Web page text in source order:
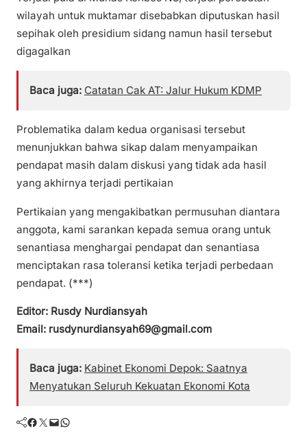
wilayah untuk muktamar disebabkan diputuskan hasil
sepihak oleh presidium sidang namun hasil tersebut
digagalkan
Baca juga: Catatan Cak AT: Jalur Hukum KDMP
Problematika dalam kedua organisasi tersebut
menunjukkan bahwa sikap dalam menyampaikan
pendapat masih dalam diskusi yang tidak ada hasil
yang akhirnya terjadi pertikaian
Pertikaian yang mengakibatkan permusuhan diantara
anggota, kami sarankan kepada semua orang untuk
senantiasa menghargai pendapat dan senantiasa
menciptakan rasa toleransi ketika terjadi perbedaan
pendapat. (***)
Editor: Rusdy Nurdiansyah
Email: rusdynurdiansyah69@gmail.com
Baca juga: Kabinet Ekonomi Depok: Saatnya
Menyatukan Seluruh Kekuatan Ekonomi Kota
Facebook Twitter Mail WhatsApp